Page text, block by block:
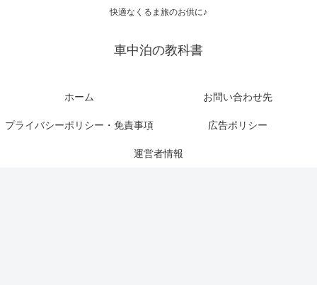
快適なくるま旅のお供に♪
車中泊の教科書
ホーム お問い合わせ先
プライバシーポリシー・免責事項 広告ポリシー
運営者情報